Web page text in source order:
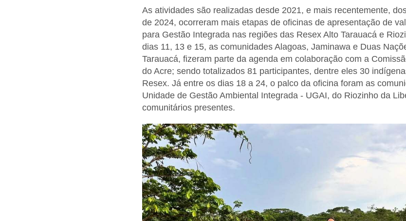
As atividades são realizadas desde 2021, e mais recentemente,
de 2024, ocorreram mais etapas de oficinas de apresentação de
para Gestão Integrada nas regiões das Resex Alto Tarauacá e
dias 11, 13 e 15, as comunidades Alagoas, Jaminawa e Duas
Tarauacá, fizeram parte da agenda em colaboração com a
do Acre; sendo totalizados 81 participantes, dentre eles 30
Resex. Já entre os dias 18 a 24, o palco da oficina foram as
Unidade de Gestão Ambiental Integrada - UGAI, do Riozinho da
comunitários presentes.